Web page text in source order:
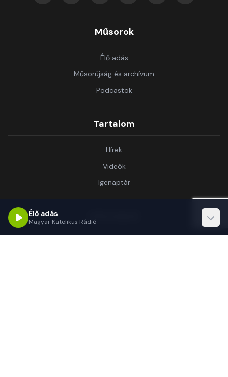
Műsorok
Élő adás
Műsorújság és archívum
Podcastok
Tartalom
Hírek
Videók
Igenaptár
Információ
Élő adás
Magyar Katolikus Rádió